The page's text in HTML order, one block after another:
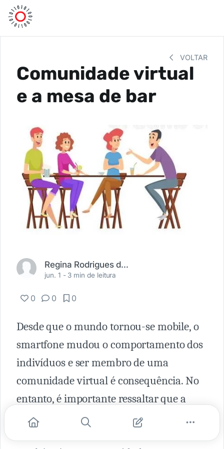
VOLTAR
Comunidade virtual
e a mesa de bar
Regina Rodrigues de Campos
jun. 1 - 3 min de leitura
0 0 0
Desde que o mundo tornou-se mobile, o
smartfone mudou o comportamento dos
indivíduos e ser membro de uma
comunidade virtual é consequência. No
entanto, é importante ressaltar que a
mesa de bar rodeada de pessoas (quando